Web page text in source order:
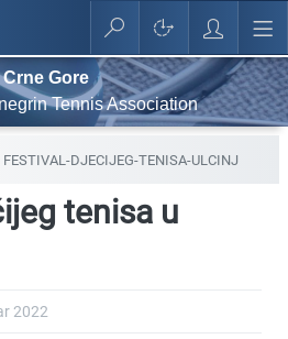
Gore
Tennis Association
FESTIVAL-DJECIJEG-TENISA-ULCINJ
tenisa u
2022